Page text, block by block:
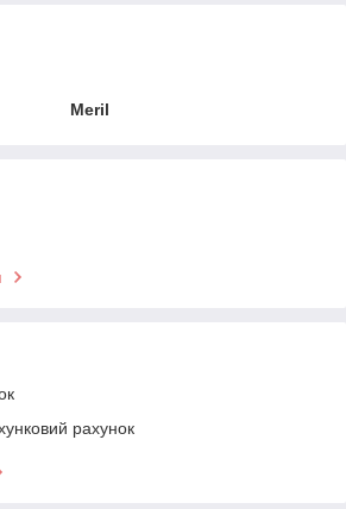
Meril
рахунок